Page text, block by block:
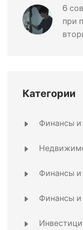
6
при
Категории
Финансы
Финансы и
Финансы